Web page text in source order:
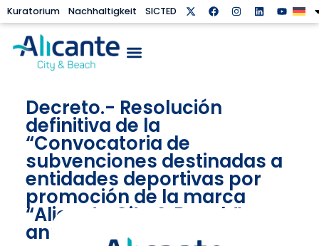
Kuratorium Nachhaltigkeit SICTED
Decreto.- Resolución
definitiva de la
“Convocatoria de
subvenciones destinadas a
entidades deportivas por
promoción de la marca
“Alicante City & Beach”,
anualidad 2024